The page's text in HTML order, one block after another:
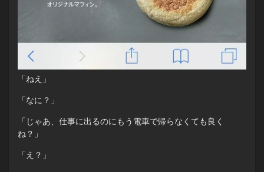
「ねえ」
「なに？」
「じゃあ、仕事に出るのにもう電車で帰らなくても良く
ね？」
「え？」